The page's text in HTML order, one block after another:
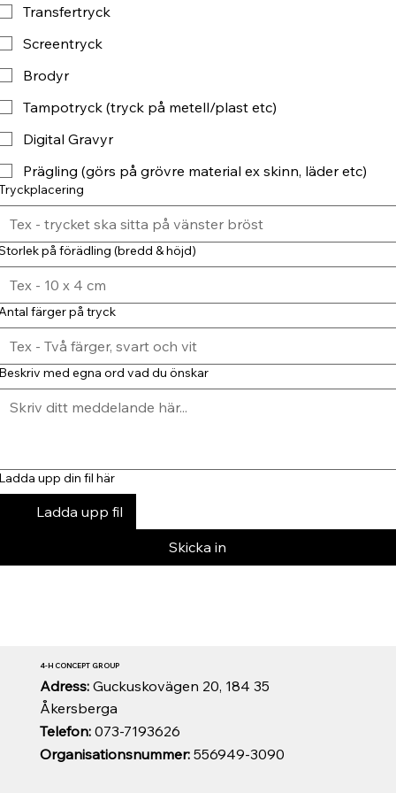
Transfertryck
Screentryck
Brodyr
Tampotryck (tryck på metell/plast etc)
Digital Gravyr
Prägling (görs på grövre material ex skinn, läder etc)
på förädling (bredd & höjd)
färger på tryck
med egna ord vad du önskar
upp din fil här
Ladda upp fil
Skicka in
Organisationsnummer:556949-3090
Telefon:073-7193626
Adress: Guckuskovägen 20, 184 35
Åkersberga
4-H CONCEPT GROUP